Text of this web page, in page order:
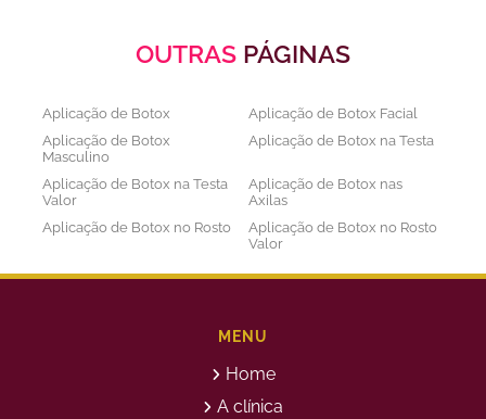
OUTRAS PÁGINAS
Aplicação de Botox
Aplicação de Botox Facial
Aplicação de Botox
Masculino
Aplicação de Botox na Testa
Aplicação de Botox na Testa
Valor
Aplicação de Botox nas
Axilas
Aplicação de Botox no Rosto
Aplicação de Botox no Rosto
Valor
Aplicação de Botox nos
Aplicação de Botox Preço
Barriga
no Glúteo Valor
Bioestimulador de Colageno
Bioestimuladores de
MENU
Home
A clínica